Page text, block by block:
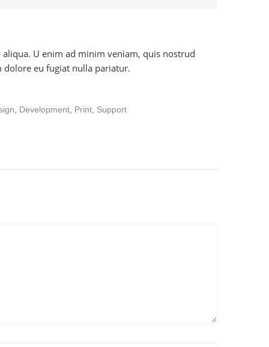
U enim ad minim veniam, quis nostrud
eu fugiat nulla pariatur.
Development Print Support